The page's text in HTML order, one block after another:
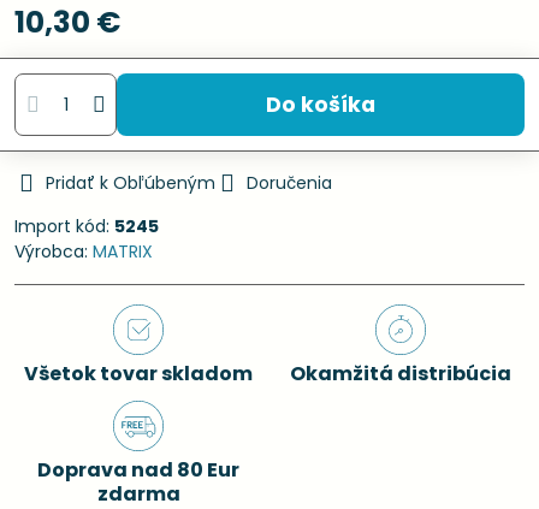
10,30 €
Do košíka
Pridať k Obľúbeným
Doručenia
Import kód: 5245
Výrobca: MATRIX
Všetok tovar skladom Okamžitá distribúcia
Doprava nad 80 Eur
zdarma